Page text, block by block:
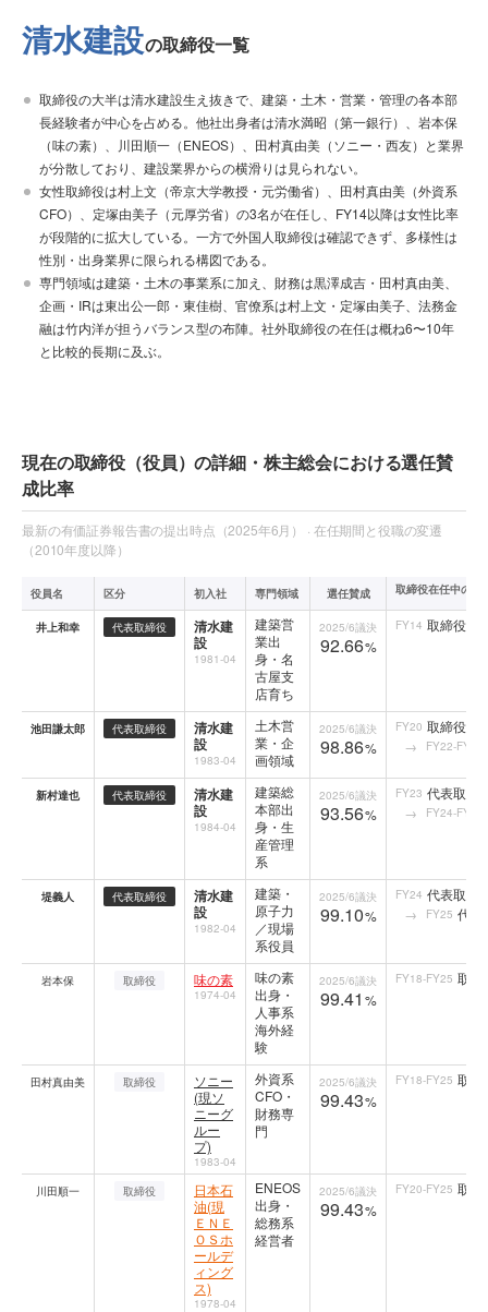
清水建設の取締役一覧
取締役の大半は清水建設生え抜きで、建築・土木・営業・管理の各本部
長経験者が中心を占める。他社出身者は清水満昭（第一銀行）、岩本保
（味の素）、川田順一（ENEOS）、田村真由美（ソニー・西友）と業界
が分散しており、建設業界からの横滑りは見られない。
女性取締役は村上文（帝京大学教授・元労働省）、田村真由美（外資系
CFO）、定塚由美子（元厚労省）の3名が在任し、FY14以降は女性比率
が段階的に拡大している。一方で外国人取締役は確認できず、多様性は
性別・出身業界に限られる構図である。
専門領域は建築・土木の事業系に加え、財務は黒澤成吉・田村真由美、
企画・IRは東出公一郎・東佳樹、官僚系は村上文・定塚由美子、法務金
融は竹内洋が担うバランス型の布陣。社外取締役の在任は概ね6〜10年
と比較的長期に及ぶ。
現在の取締役（役員）の詳細・株主総会における選任賛
成比率
最新の有価証券報告書の提出時点（2025年6月） · 在任期間と役職の変遷
（2010年度以降）
役員名 区分 初入社 専門領域 選任賛成 取締役在任中の役
井上和幸 代表取締役
清水建
設
1981-04
建築営
業出
身・名
古屋支
店育ち
2025/6議決
92.66%
FY14 取締役専
池田謙太郎 代表取締役
清水建
設
1983-04
土木営
業・企
画領域
2025/6議決
98.86%
FY20 取締役専
FY22-FY25
新村達也 代表取締役
清水建
設
1984-04
建築総
本部出
身・生
産管理
系
2025/6議決
93.56%
FY23 代表取締
FY24-FY25
堤義人 代表取締役
清水建
設
1982-04
建築・
原子力
／現場
系役員
2025/6議決
99.10%
FY24 代表取締
FY25 代表
岩本保 取締役 味の素
1974-04
味の素
出身・
人事系
海外経
験
2025/6議決
99.41 %
FY18-FY25 取締
田村真由美 取締役
ソニー
(現ソ
ニーグ
ルー
プ)
1983-04
外資系
CFO・
財務専
門
2025/6議決
99.43%
FY18-FY25 取締
川田順一 取締役
日本石
油(現
ＥＮＥ
ＯＳホ
ールデ
ィング
ス)
1978-04
ENEOS
出身・
総務系
経営者
2025/6議決
99.43%
FY20-FY25 取締